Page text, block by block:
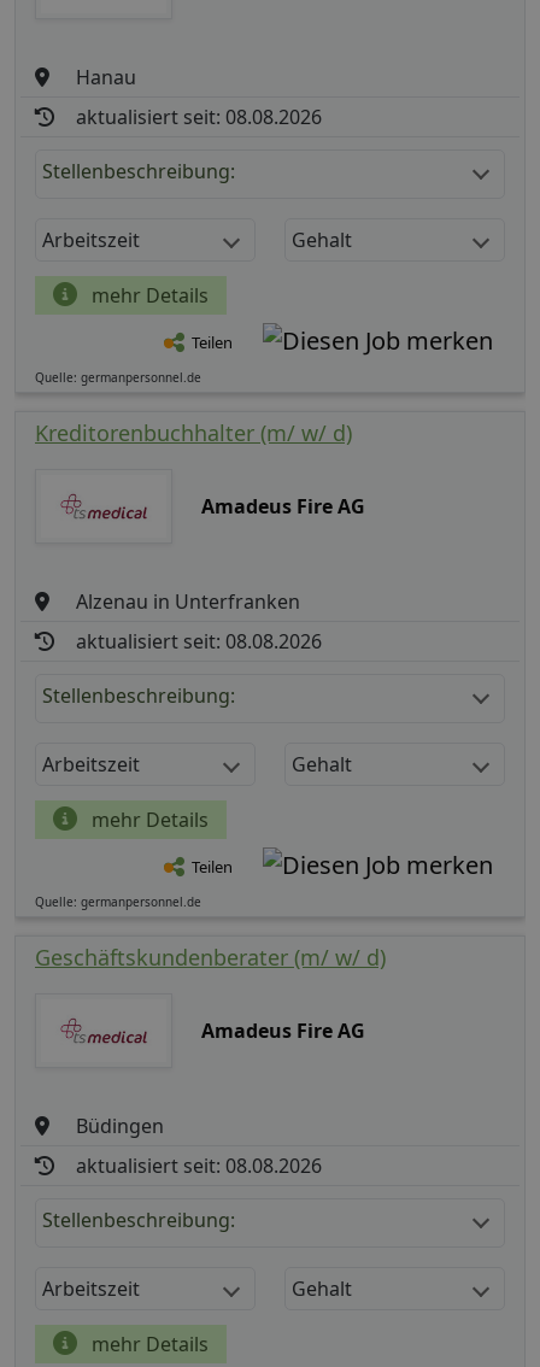
Hanau
aktualisiert seit: 08.08.2026
Stellenbeschreibung:
Arbeitszeit Gehalt
mehr Details
Teilen
Quelle: germanpersonnel.de
Kreditorenbuchhalter (m/ w/ d)
Amadeus Fire AG
Alzenau in Unterfranken
aktualisiert seit: 08.08.2026
Stellenbeschreibung:
Arbeitszeit Gehalt
mehr Details
Teilen
Quelle: germanpersonnel.de
Geschäftskundenberater (m/ w/ d)
Amadeus Fire AG
Büdingen
aktualisiert seit: 08.08.2026
Stellenbeschreibung:
Arbeitszeit Gehalt
mehr Details